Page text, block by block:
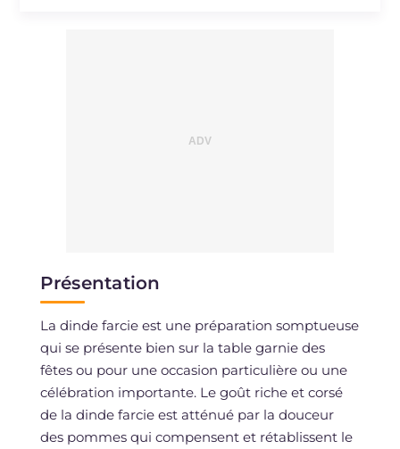
Présentation
La dinde farcie est une préparation somptueuse
qui se présente bien sur la table garnie des
fêtes ou pour une occasion particulière ou une
célébration importante. Le goût riche et corsé
de la dinde farcie est atténué par la douceur
des pommes qui compensent et rétablissent le